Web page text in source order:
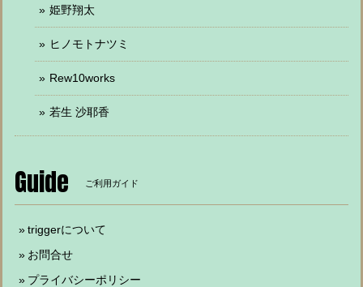
姫野翔太
ヒノモトナツミ
Rew10works
若生 沙耶香
Guide ご利用ガイド
triggerについて
お問合せ
プライバシーポリシー